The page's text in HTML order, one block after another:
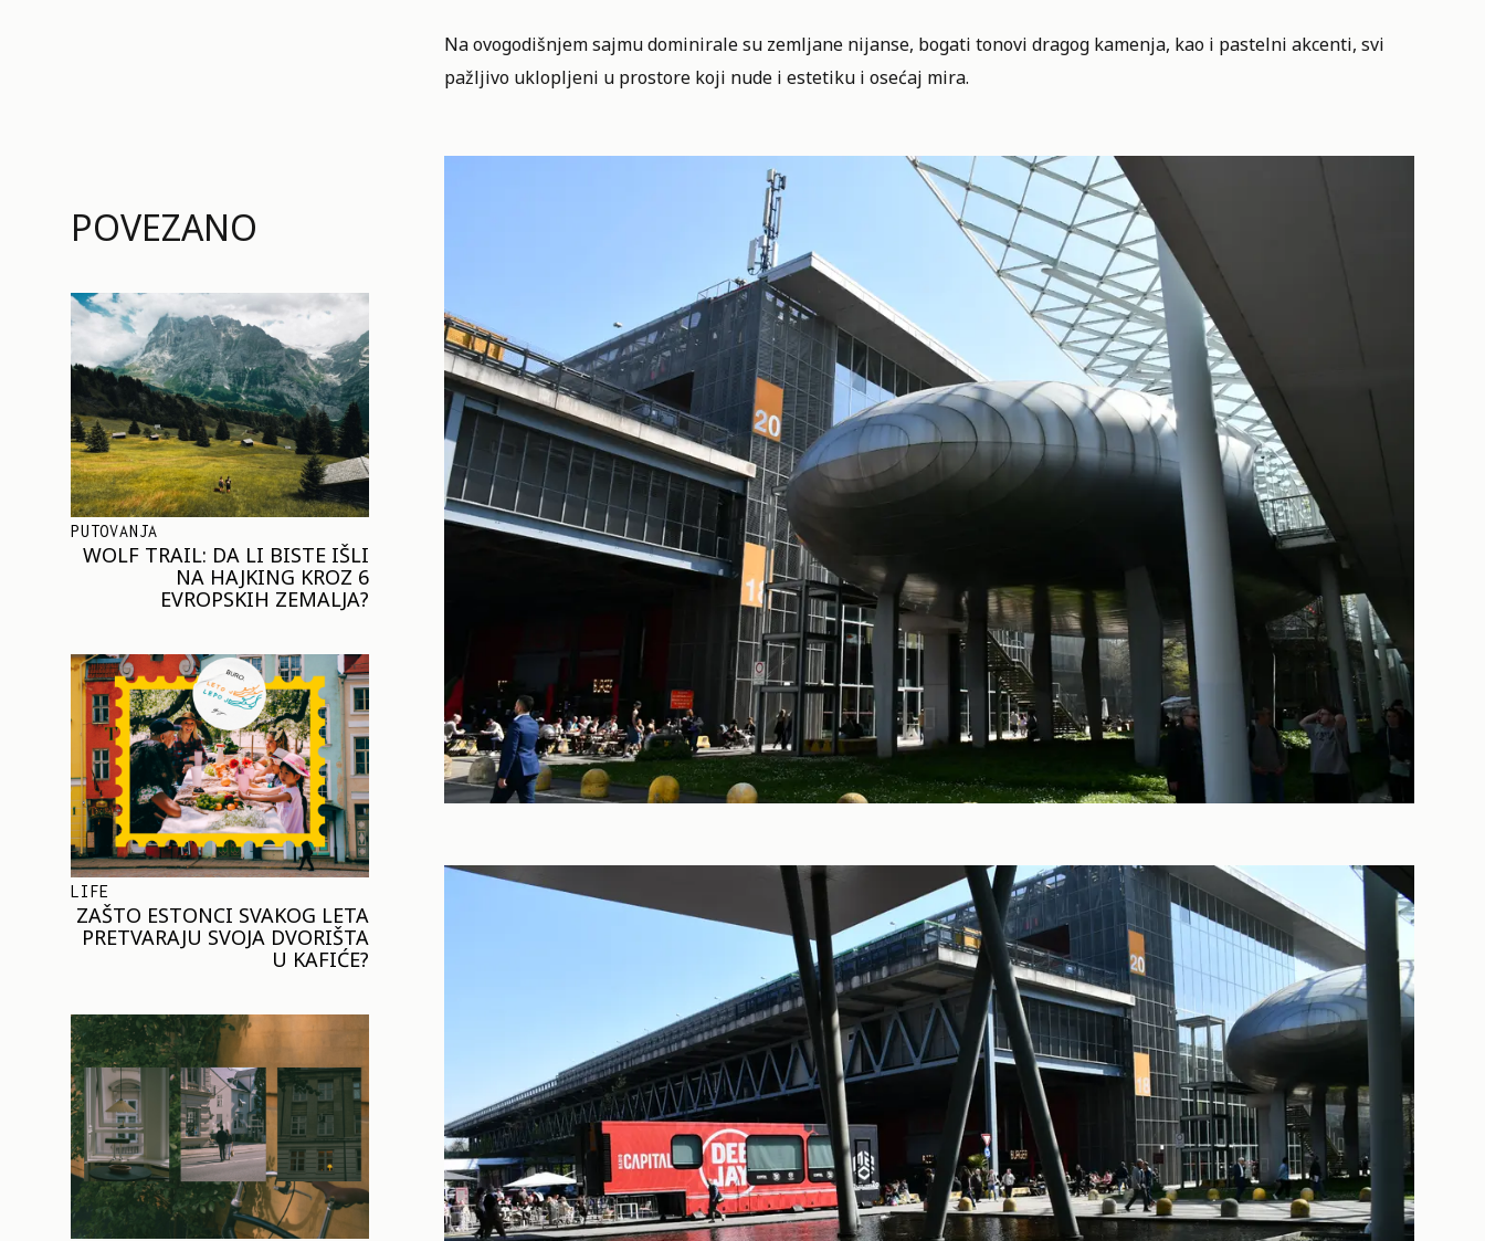
POVEZANO
PUTOVANJA
WOLF TRAIL: DA LI BISTE IŠLI
NA HAJKING KROZ 6
EVROPSKIH ZEMALJA?
LIFE
ZAŠTO ESTONCI SVAKOG LETA
PRETVARAJU SVOJA DVORIŠTA
U KAFIĆE?
Na ovogodišnjem sajmu dominirale su zemljane nijanse, bogati tonovi dragog kamenja, kao i pastelni akcenti, svi
pažljivo uklopljeni u prostore koji nude i estetiku i osećaj mira.